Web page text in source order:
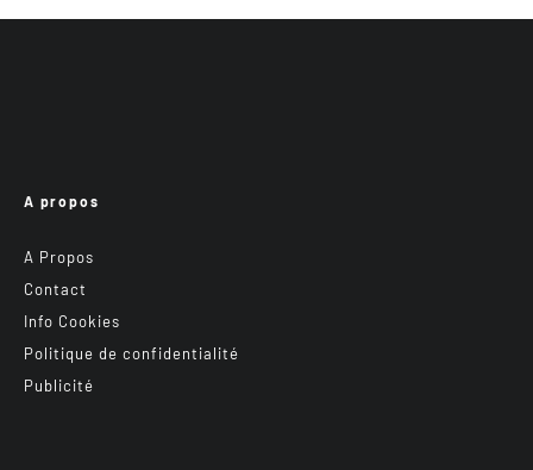
A propos
A Propos
Contact
Info Cookies
Politique de confidentialité
Publicité